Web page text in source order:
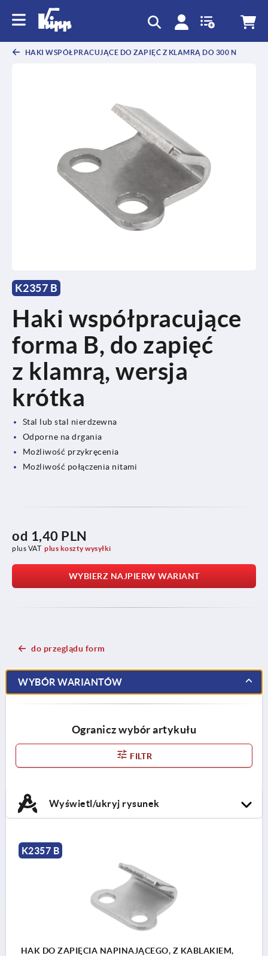
HAKI WSPÓŁPRACUJĄCE DO ZAPIĘĆ Z KLAMRĄ DO 300 N
K2357 B
Haki współpracujące
forma B, do zapięć
z klamrą, wersja
krótka
Stal lub stal nierdzewna
Odporne na drgania
Możliwość przykręcenia
Możliwość połączenia nitami
od 1,40 PLN
plus VAT plus koszty wysyłki
WYBIERZ NAJPIERW WARIANT
do przeglądu form
WYBÓR WARIANTÓW
Ogranicz wybór artykułu
FILTR
Wyświetl/ukryj rysunek
K2357 B
HAK DO ZAPIĘCIA NAPINAJĄCEGO, Z KABLAKIEM,